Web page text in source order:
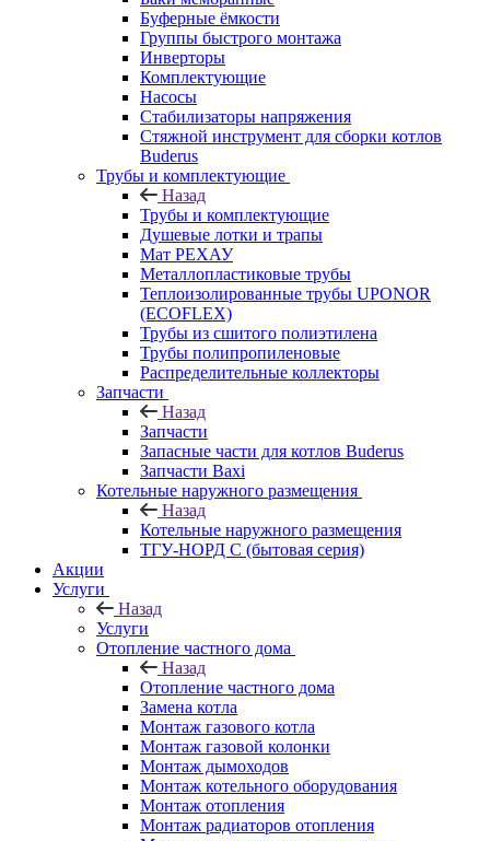
Буферные ёмкости
Группы быстрого монтажа
Инверторы
Комплектующие
Насосы
Стабилизаторы напряжения
Стяжной инструмент для сборки котлов
Buderus
Трубы и комплектующие
Назад
Трубы и комплектующие
Душевые лотки и трапы
Мат РЕХАУ
Металлопластиковые трубы
Теплоизолированные трубы UPONOR
(ECOFLEX)
Трубы из сшитого полиэтилена
Трубы полипропиленовые
Распределительные коллекторы
Запчасти
Назад
Запчасти
Запасные части для котлов Buderus
Запчасти Baxi
Котельные наружного размещения
Назад
Котельные наружного размещения
ТГУ-НОРД С (бытовая серия)
Акции
Услуги
Назад
Услуги
Отопление частного дома
Назад
Отопление частного дома
Замена котла
Монтаж газового котла
Монтаж газовой колонки
Монтаж дымоходов
Монтаж котельного оборудования
Монтаж отопления
Монтаж радиаторов отопления